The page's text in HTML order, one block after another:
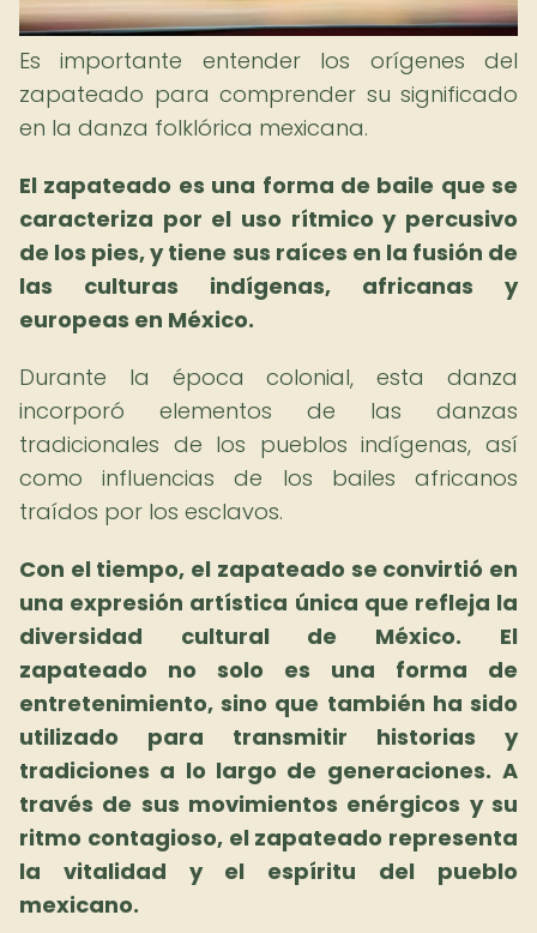
Es importante entender los orígenes del
zapateado para comprender su significado
en la danza folklórica mexicana.
El zapateado es una forma de baile que se
caracteriza por el uso rítmico y percusivo
de los pies, y tiene sus raíces en la fusión de
las culturas indígenas, africanas y
europeas en México.
Durante la época colonial, esta danza
incorporó elementos de las danzas
tradicionales de los pueblos indígenas, así
como influencias de los bailes africanos
traídos por los esclavos.
Con el tiempo, el zapateado se convirtió en
una expresión artística única que refleja la
diversidad cultural de México.
El
zapateado no solo es una forma de
entretenimiento, sino que también ha sido
utilizado para transmitir historias y
tradiciones a lo largo de generaciones. A
través de sus movimientos enérgicos y su
ritmo contagioso, el zapateado representa
la vitalidad y el espíritu del pueblo
mexicano.